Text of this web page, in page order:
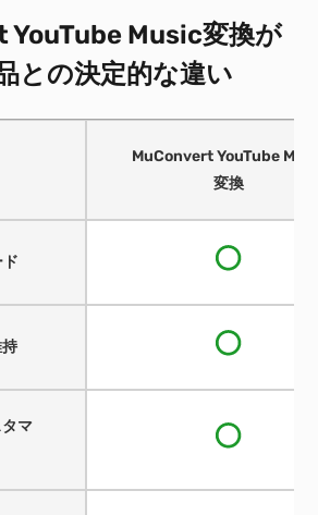
YouTube Music変換が
との決定的な違い
MuConvert YouTube
変換
マ